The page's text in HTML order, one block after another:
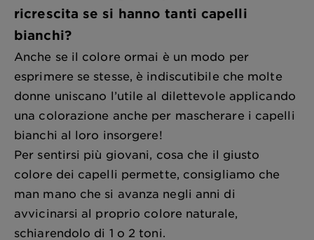
ricrescita se si hanno tanti capelli
bianchi?
Anche se il colore ormai è un modo per
esprimere se stesse, è indiscutibile che molte
donne uniscano l’utile al dilettevole applicando
una colorazione anche per mascherare i capelli
bianchi al loro insorgere!
Per sentirsi più giovani, cosa che il giusto
colore dei capelli permette, consigliamo che
man mano che si avanza negli anni di
avvicinarsi al proprio colore naturale,
schiarendolo di 1 o 2 toni.